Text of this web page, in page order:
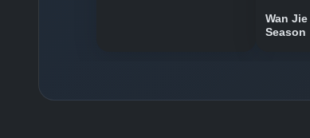
Wan
Season